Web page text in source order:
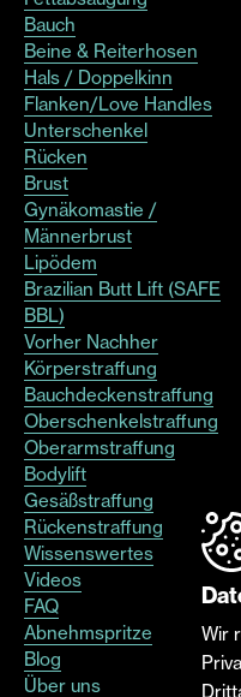
Bauch
Beine & Reiterhosen
Hals / Doppelkinn
Flanken/Love Handles
Unterschenkel
Rücken
Brust
Gynäkomastie /
Männerbrust
Lipödem
Brazilian Butt Lift (SAFE
BBL)
Vorher Nachher
Körperstraffung
Bauchdeckenstraffung
Oberschenkelstraffung
Oberarmstraffung
Bodylift
Gesäßstraffung
Rückenstraffung
Wissenswertes
Videos
FAQ
Abnehmspritze
Blog
Über uns
Wir